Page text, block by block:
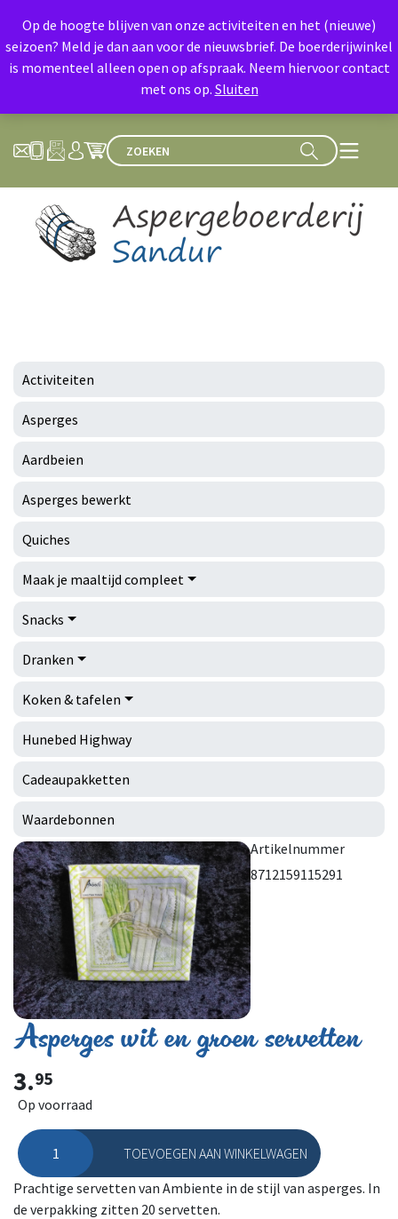
Activiteiten
Asperges
Aardbeien
Asperges bewerkt
Quiches
Maak je maaltijd compleet
Snacks
Dranken
Koken & tafelen
Hunebed Highway
Cadeaupakketten
Waardebonnen
Artikelnummer
8712159115291
Asperges wit en groen servetten
3.95
Op voorraad
Asperges wit en groen servetten aantal
TOEVOEGEN AAN WINKELWAGEN
Prachtige servetten van Ambiente in de stijl van asperges. In
de verpakking zitten 20 servetten.
Op de hoogte blijven van onze activiteiten en het (nieuwe)
seizoen? Meld je dan aan voor de nieuwsbrief. De boerderijwinkel
is momenteel alleen open op afspraak. Neem hiervoor contact
met ons op. Sluiten